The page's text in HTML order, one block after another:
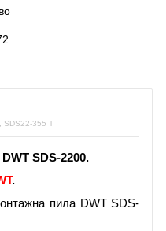
355 T
DWT SDS-2200.
.
пила DWT SDS-